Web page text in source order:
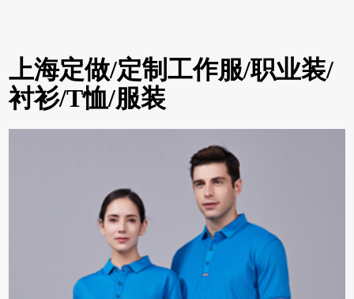
上海定做/定制工作服/职业装/
衬衫/T恤/服装